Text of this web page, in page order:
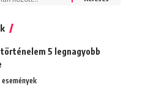
5 legnagyobb